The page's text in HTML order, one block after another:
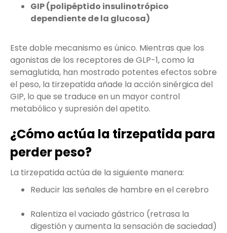
GIP (polipéptido insulinotrópico
dependiente de la glucosa)
Este doble mecanismo es único. Mientras que los
agonistas de los receptores de GLP-1, como la
semaglutida, han mostrado potentes efectos sobre
el peso, la tirzepatida añade la acción sinérgica del
GIP, lo que se traduce en un mayor control
metabólico y supresión del apetito.
¿Cómo actúa la tirzepatida para
perder peso?
La tirzepatida actúa de la siguiente manera:
Reducir las señales de hambre en el cerebro
Ralentiza el vaciado gástrico (retrasa la
digestión y aumenta la sensación de saciedad)